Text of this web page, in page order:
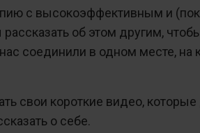
с высокоэффективным и
об этом другим,
соединили в одном месте, на
свои короткие видео,
о себе.